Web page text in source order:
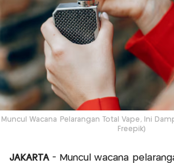
Muncul Wacana Pelarangan Total Vape, Ini
Freepik)
JAKARTA - Muncul wacana